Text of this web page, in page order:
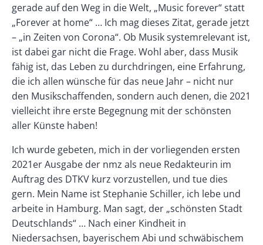
gerade auf den Weg in die Welt, „Music for­ever“ statt
„Forever at home“ … Ich mag dieses Zitat, gerade jetzt
– „in Zeiten von Corona“. Ob Musik systemrelevant ist,
ist dabei gar nicht die Frage. Wohl aber, dass Musik
fähig ist, das Leben zu durchdringen, eine Erfahrung,
die ich allen wünsche für das neue Jahr – nicht nur
den Musikschaffenden, sondern auch denen, die 2021
vielleicht ihre erste Begegnung mit der schönsten
aller Künste haben!
Ich wurde gebeten, mich in der vorliegenden ersten
2021er Ausgabe der nmz als neue Redakteurin im
Auftrag des DTKV kurz vorzustellen, und tue dies
gern. Mein Name ist Stephanie Schiller, ich lebe und
arbeite in Hamburg. Man sagt, der „schönsten Stadt
Deutschlands“ … Nach einer Kindheit in
Niedersachsen, bayerischem Abi und schwäbischem